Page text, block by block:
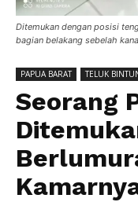
Ditemukan dengan posisi
bagian belakang sebelah
PAPUA BARAT TELUK
Seorang